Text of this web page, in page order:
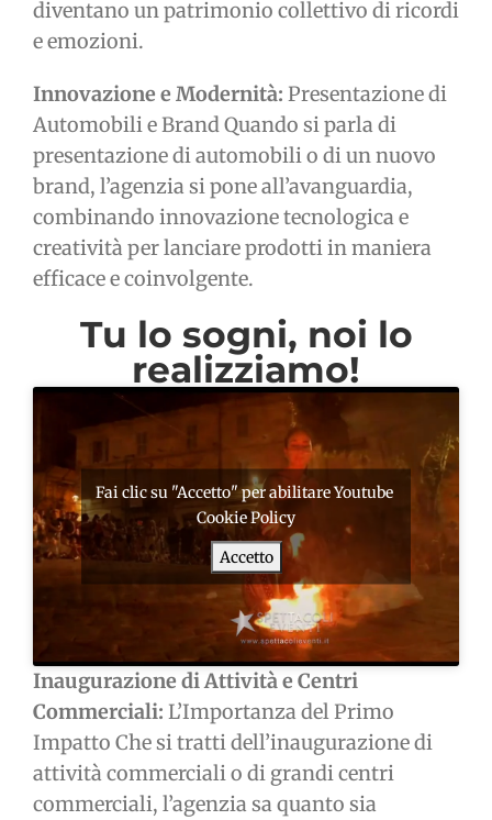
diventano un patrimonio collettivo di ricordi
e emozioni.
Innovazione e Modernità: Presentazione di
Automobili e Brand Quando si parla di
presentazione di automobili o di un nuovo
brand, l’agenzia si pone all’avanguardia,
combinando innovazione tecnologica e
creatività per lanciare prodotti in maniera
efficace e coinvolgente.
Tu lo sogni, noi lo
realizziamo!
Fai clic su "Accetto" per abilitare Youtube
Cookie Policy
Accetto
Inaugurazione di Attività e Centri
Commerciali: L’Importanza del Primo
Impatto Che si tratti dell’inaugurazione di
attività commerciali o di grandi centri
commerciali, l’agenzia sa quanto sia